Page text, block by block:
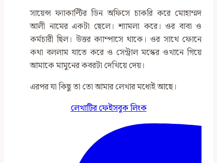
সায়েন্স ফ্যাকাল্টির ডিন অফিসে চাকরি করে মোহাম্মদ
আলী নামের একটা ছেলে। শ্যামলা করে। ওর বাবা ও
কর্মচারী ছিল। উত্তর ক্যাম্পাসে থাকে। ওর সাথে ফোনে
কথা বললাম যাতে করে ও সেন্ট্রাল মস্কের ওখানে গিয়ে
আমাকে মামুনের কবরটা দেখিয়ে দেয়।
এরপর যা কিছু তা তো আমার লেখার মধ্যেই আছে।
লেখাটির ফেইসবুক লিংক